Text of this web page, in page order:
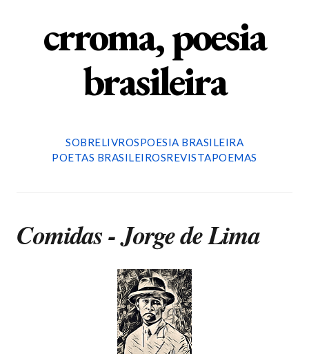
crroma, poesia
brasileira
SOBRELIVROSPOESIA BRASILEIRA
POETAS BRASILEIROSREVISTAPOEMAS
Comidas - Jorge de Lima